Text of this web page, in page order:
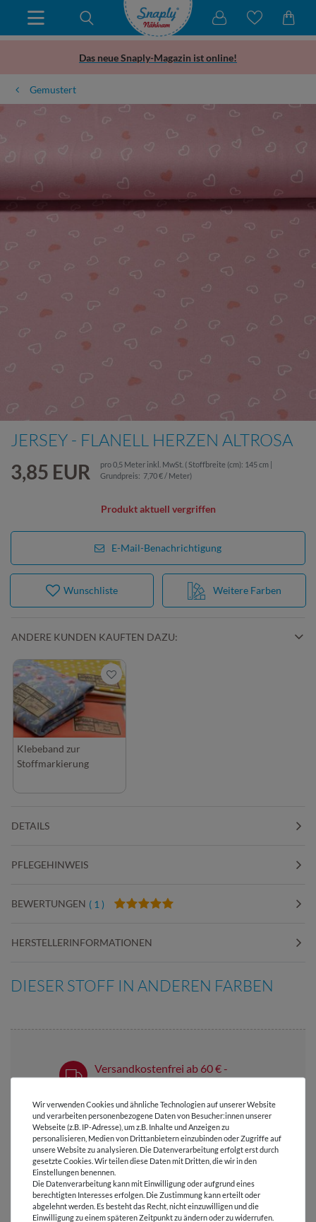
Das neue Snaply-Magazin ist online!
Gemustert
JERSEY - FLANELL HERZEN ALTROSA
3,85 EUR pro0,5 Meter inkl. MwSt. ( Stoffbreite (cm): 145 cm |
Grundpreis: 7,70 € / Meter)
Produkt aktuell vergriffen
Weitere Farben
Wunschliste
E-Mail-Benachrichtigung
ANDERE KUNDEN KAUFTEN DAZU:
Klebeband zur
Stoffmarkierung
DETAILS
PFLEGEHINWEIS
BEWERTUNGEN ( 1 )
HERSTELLERINFORMATIONEN
DIESER STOFF IN ANDEREN FARBEN
Versandkostenfrei ab 60 € -
Lieferung mit DHL
E-Mail Kundenservice
Antwort in 24h
Über 98% positive
Bewertungen
Über 110 Gratis
Schnittmuster für Dich
Wir verwenden Cookies und ähnliche Technologien auf unserer Website
und verarbeiten personenbezogene Daten von Besucher:innen unserer
Webseite (z.B. IP-Adresse), um z.B. Inhalte und Anzeigen zu
personalisieren, Medien von Drittanbietern einzubinden oder Zugriffe auf
unsere Website zu analysieren. Die Datenverarbeitung erfolgt erst durch
gesetzte Cookies. Wir teilen diese Daten mit Dritten, die wir in den
Einstellungen benennen.
Die Datenverarbeitung kann mit Einwilligung oder aufgrund eines
berechtigten Interesses erfolgen. Die Zustimmung kann erteilt oder
abgelehnt werden. Es besteht das Recht, nicht einzuwilligen und die
Einwilligung zu einem späteren Zeitpunkt zu ändern oder zu widerrufen.